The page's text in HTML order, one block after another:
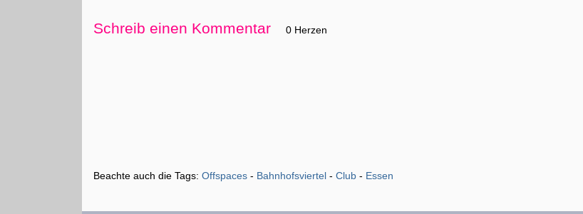
Schreib einen Kommentar 0 Herzen
Beachte auch die Tags:Offspaces - Bahnhofsviertel -Club - Essen